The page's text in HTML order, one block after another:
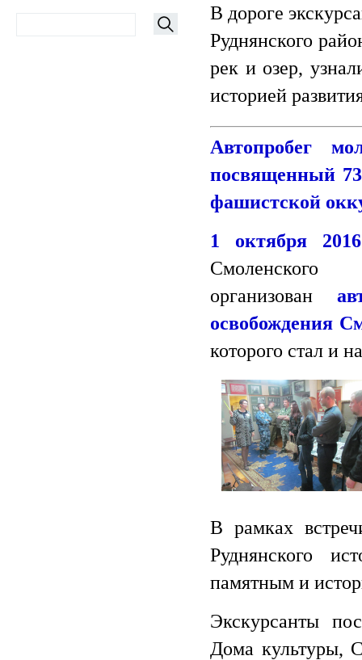
В дороге
Руднянского
рек и озер,
историей
Автопробег
посвященный
фашистской
1 октября
организован
освобождения
которого стал и
В рамках
Руднянского
памятным и
Экскурсанты
Дома культуры,